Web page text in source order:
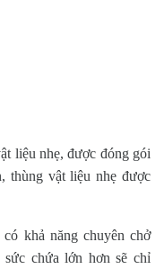
liệu nhẹ, được đóng gói
thùng vật liệu nhẹ được
khả năng chuyên chở
chứa lớn hơn sẽ chỉ